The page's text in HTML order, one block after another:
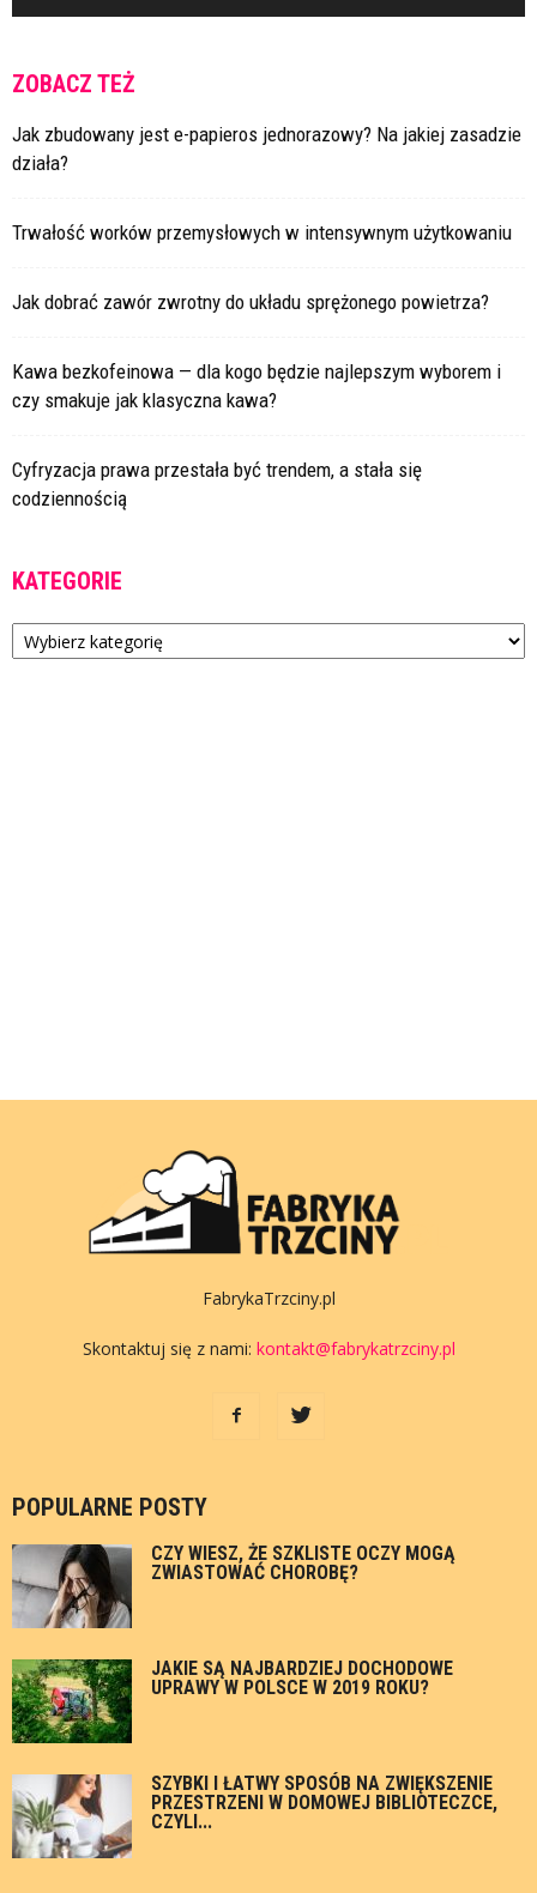
ZOBACZ TEŻ
Jak zbudowany jest e-papieros jednorazowy? Na jakiej zasadzie
działa?
Trwałość worków przemysłowych w intensywnym użytkowaniu
Jak dobrać zawór zwrotny do układu sprężonego powietrza?
Kawa bezkofeinowa — dla kogo będzie najlepszym wyborem i
czy smakuje jak klasyczna kawa?
Cyfryzacja prawa przestała być trendem, a stała się
codziennością
KATEGORIE
Kategorie
FabrykaTrzciny.pl
Skontaktuj się z nami: kontakt@fabrykatrzciny.pl
POPULARNE POSTY
CZY WIESZ, ŻE SZKLISTE OCZY MOGĄ
ZWIASTOWAĆ CHOROBĘ?
JAKIE SĄ NAJBARDZIEJ DOCHODOWE
UPRAWY W POLSCE W 2019 ROKU?
SZYBKI I ŁATWY SPOSÓB NA ZWIĘKSZENIE
PRZESTRZENI W DOMOWEJ BIBLIOTECZCE,
CZYLI...